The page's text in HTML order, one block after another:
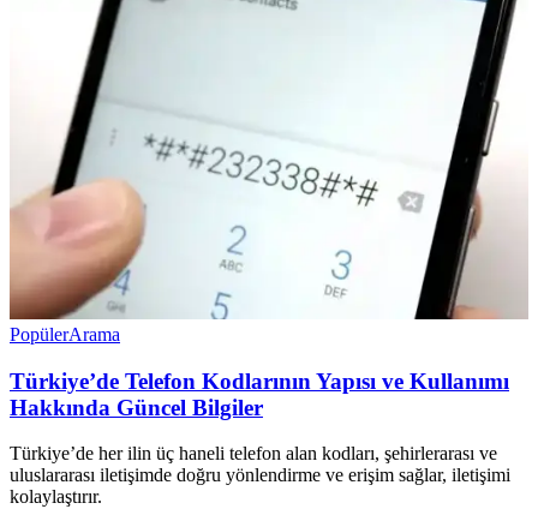
PopülerArama
Türkiye’de Telefon Kodlarının Yapısı ve Kullanımı
Hakkında Güncel Bilgiler
Türkiye’de her ilin üç haneli telefon alan kodları, şehirlerarası ve
uluslararası iletişimde doğru yönlendirme ve erişim sağlar, iletişimi
kolaylaştırır.